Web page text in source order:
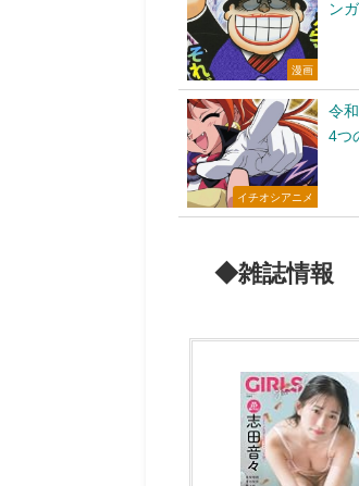
漫画
ンガ
イチオシアニメ
令
4つ
◆雑誌情報